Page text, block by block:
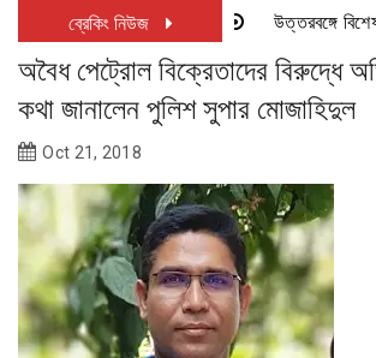
ব্রেকিং নিউজ উত্তরবঙ্গে
অবৈধ পেট্রোল বিক্রেতাদের বিরুদ্ধে
কথা জানালেন পুলিশ সুপার মোজাহিদুল
Oct 21, 2018